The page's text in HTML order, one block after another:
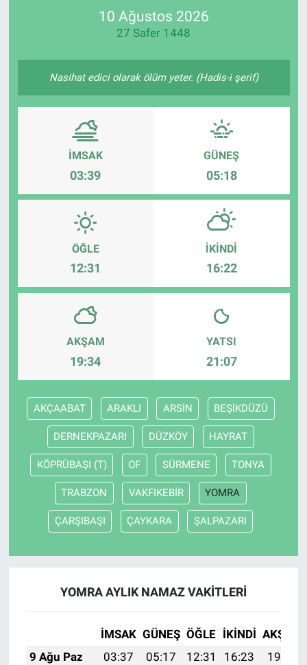
10 Ağustos 2026
27 Safer 1448
Nasihat edici olarak ölüm yeter. (Hadis-i şerif)
İMSAK
03:39
GÜNEŞ
05:18
ÖĞLE
12:31
İKINDI
16:22
AKŞAM
19:34
YATSI
21:07
AKÇAABAT ARAKLI ARSİN BEŞİKDÜZÜ
DERNEKPAZARI DÜZKÖY HAYRAT
KÖPRÜBAŞI (T) OF SÜRMENE TONYA
TRABZON VAKFIKEBİR YOMRA
ÇARŞIBAŞI ÇAYKARA ŞALPAZARI
YOMRA AYLIK NAMAZ VAKITLERI
İMSAK GÜNEŞ ÖĞLE İKINDI AKŞAM
9 Ağu Paz
03:37 05:17 12:31 16:23
19:35
RESMİ İLANLAR